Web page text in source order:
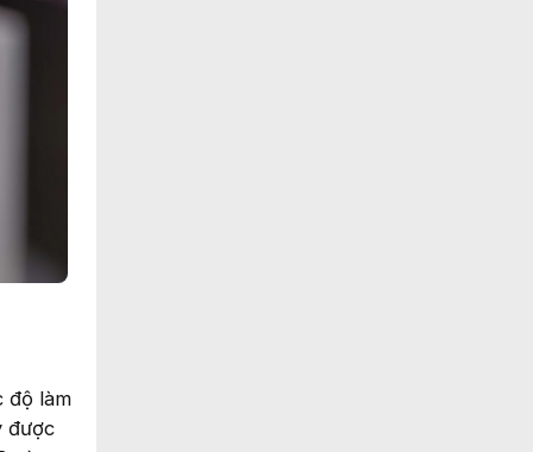
độ làm
được